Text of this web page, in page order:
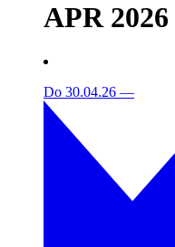
APR 2026
Do 30.04.26 —